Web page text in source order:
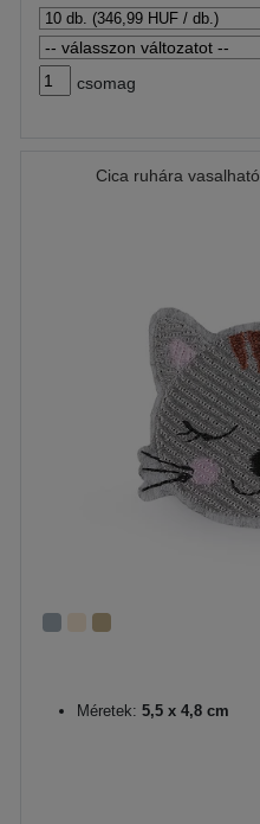
csomag
Cica ruhára
Méretek: 5,5 x 4,8 cm